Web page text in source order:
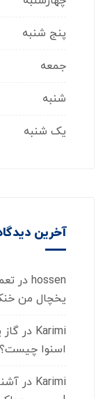
پنج شنبه
جمعه
شنبه
یک شنبه
آخرین
hossen در
یخچال من
Karimi در
اسنوا چیست؟
Karimi در